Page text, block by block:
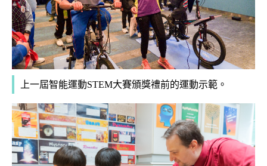
上一屆智能運動STEM大賽頒獎禮前的運動示範。